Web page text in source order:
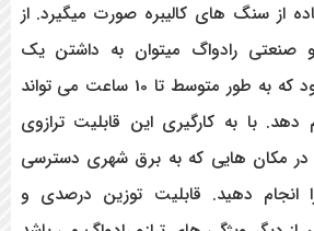
از سنگ های کالیبره صورت میگیرد. از
صنعتی رادواگ میتوان به داشتن یک
باطری داخلی اشاره نمود که به طور متوسط تا 10 ساعت می تواند
دهد. با به کارگیری این قابلیت ترازوی
در مکان هایی که به برق شهری دسترسی
را انجام دهید. قابلیت توزین درصدی و